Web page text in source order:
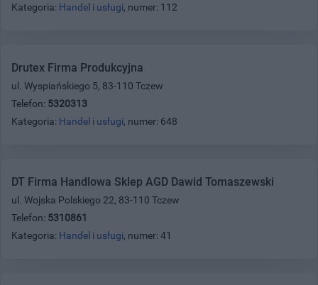
Kategoria: Handel i usługi, numer: 112
Drutex Firma Produkcyjna
ul. Wyspiańskiego 5, 83-110 Tczew
Telefon: 5320313
Kategoria: Handel i usługi, numer: 648
DT Firma Handlowa Sklep AGD Dawid Tomaszewski
ul. Wojska Polskiego 22, 83-110 Tczew
Telefon: 5310861
Kategoria: Handel i usługi, numer: 41